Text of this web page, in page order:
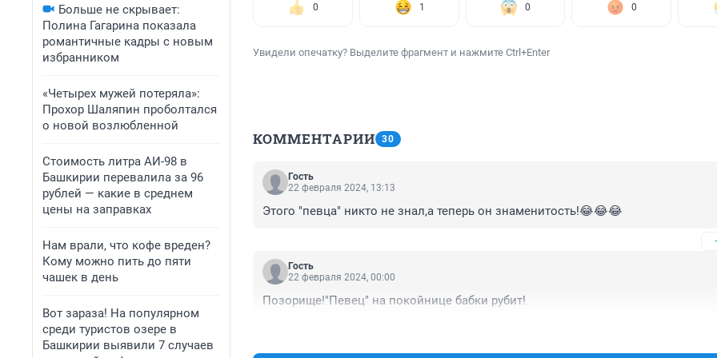
Больше не скрывает:
Полина Гагарина показала
романтичные кадры с новым
избранником
«Четырех мужей потеряла»:
Прохор Шаляпин проболтался
о новой возлюбленной
Стоимость литра АИ-98 в
Башкирии перевалила за 96
рублей — какие в среднем
цены на заправках
Нам врали, что кофе вреден?
Кому можно пить до пяти
чашек в день
Вот зараза! На популярном
среди туристов озере в
Башкирии выявили 7 случаев
0 1 0 0
Увидели опечатку? Выделите фрагмент и нажмите Ctrl+Enter
КОММЕНТАРИИ 30
Гость
22 февраля 2024, 13:13
Этого "певца" никто не знал,а теперь он знаменитость!😂😂😂
Гость
22 февраля 2024, 00:00
Позорище!"Певец" на покойнице бабки рубит!